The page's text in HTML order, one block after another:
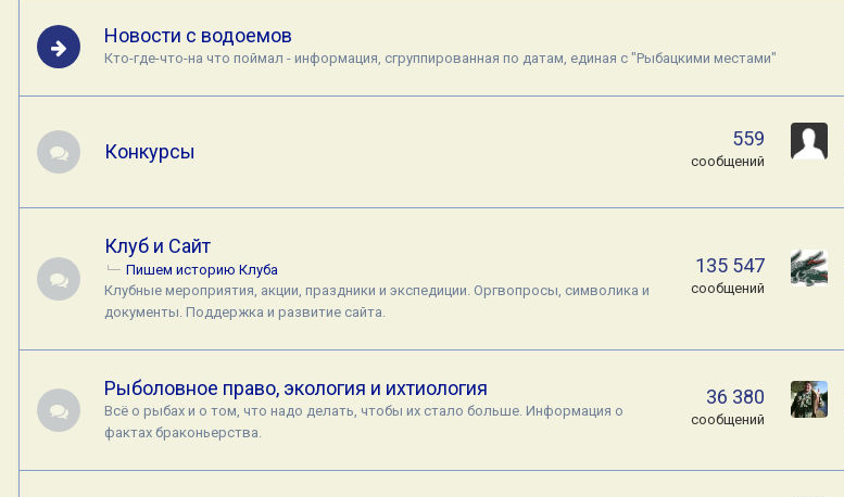
Новости с водоемов
Кто-где-что-на что поймал - информация, сгруппированная по датам, единая с "Рыбацкими местами"
Конкурсы
559
сообщений
Клуб и Сайт
Пишем историю Клуба
Клубные мероприятия, акции, праздники и экспедиции. Оргвопросы, символика и
документы. Поддержка и развитие сайта.
135 547
сообщений
Рыболовное право, экология и ихтиология
Всё о рыбах и о том, что надо делать, чтобы их стало больше. Информация о
фактах браконьерства.
36 380
сообщений